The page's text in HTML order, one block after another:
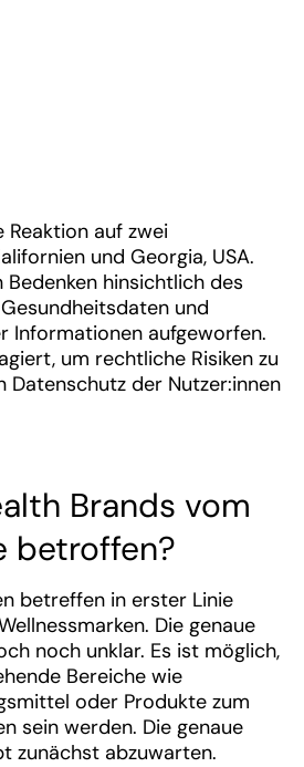
Reaktion auf zwei
und Georgia, USA.
Bedenken hinsichtlich des
und
Informationen aufgeworfen.
um rechtliche Risiken zu
Datenschutz der Nutzer:innen
Brands vom
betroffen?
betreffen in erster Linie
Die genaue
noch unklar. Es ist möglich,
Bereiche wie
oder Produkte zum
sein werden. Die genaue
zunächst abzuwarten.